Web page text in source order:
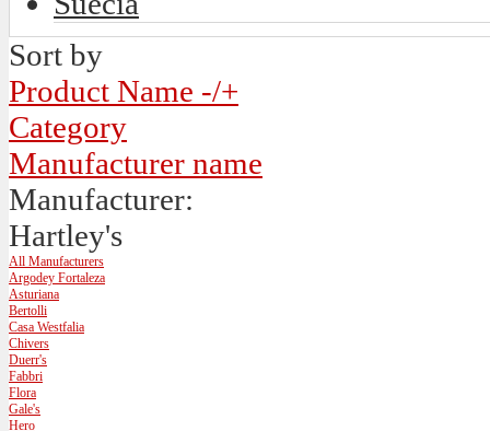
Sort by
Product Name -/+
Category
Manufacturer name
Manufacturer:
Hartley's
All Manufacturers
Argodey Fortaleza
Asturiana
Bertolli
Casa Westfalia
Chivers
Duerr's
Fabbri
Flora
Gale's
Hero